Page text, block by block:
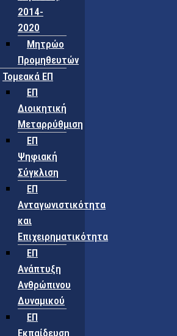
2014-
2020
Μητρώο
Προμηθευτών
Τομεακά ΕΠ
ΕΠ
Διοικητική
Μεταρρύθμιση
ΕΠ
Ψηφιακή
Σύγκλιση
ΕΠ
Ανταγωνιστικότητα
και
Επιχειρηματικότητα
ΕΠ
Ανάπτυξη
Ανθρώπινου
Δυναμικού
ΕΠ
Εκπαίδευση